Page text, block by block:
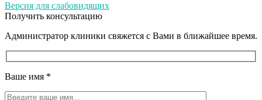
Версия для слабовидящих
Получить консультацию
Администратор клиники свяжется с Вами в ближайшее время.
Ваше имя *